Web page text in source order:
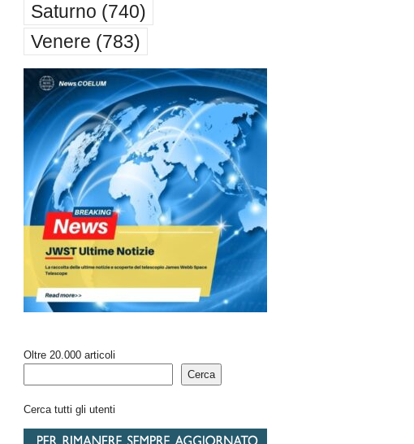
Saturno (740)
Venere (783)
Oltre 20.000 articoli
Cerca
Cerca tutti gli utenti